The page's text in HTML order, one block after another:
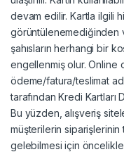
devam edilir. Kartla ilgili
görüntülenemediğinden
şahısların herhangi bir
engellenmiş olur. Online
ödeme/fatura/teslimat
tarafından Kredi Kartları
Bu yüzden, alışveriş
müşterilerin siparişlerinin
gelebilmesi için